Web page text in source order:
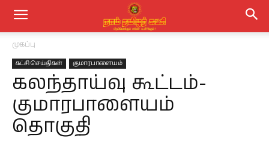
முகப்பு
கட்சி செய்திகள் குமாரபாளையம்
கலந்தாய்வு கூட்டம்-
குமாரபாளையம்
தொகுதி